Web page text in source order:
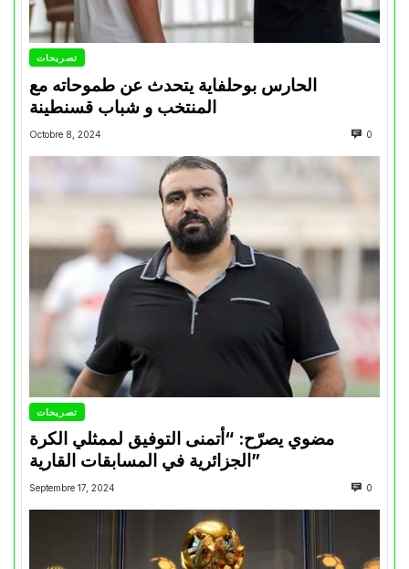
تصريحات
الحارس بوحلفاية يتحدث عن طموحاته مع
المنتخب و شباب قسنطينة
Octobre 8, 2024 0
تصريحات
مضوي يصرّح: “أتمنى التوفيق لممثلي الكرة
الجزائرية في المسابقات القارية”
Septembre 17, 2024 0